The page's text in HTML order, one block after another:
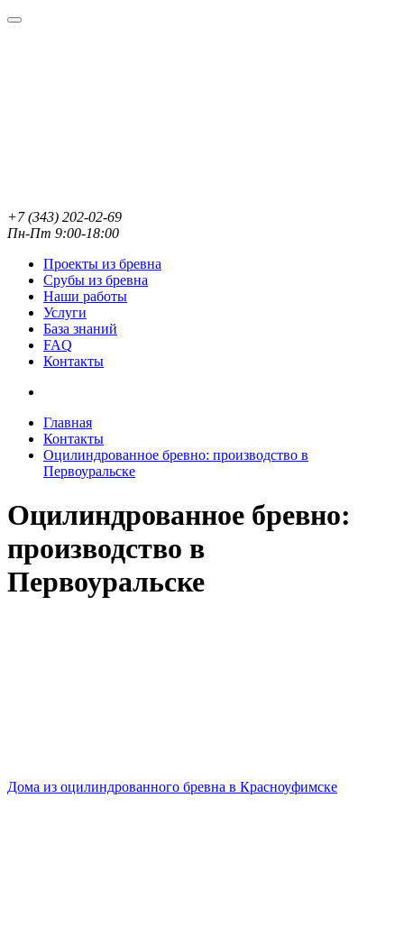
+7 (343) 202-02-69
Пн-Пт 9:00-18:00
Проекты из бревна
Срубы из бревна
Наши работы
Услуги
База знаний
FAQ
Контакты
Главная
Контакты
Оцилиндрованное бревно: производство в
Первоуральске
Оцилиндрованное бревно:
производство в
Первоуральске
Дома из оцилиндрованного бревна в Красноуфимске